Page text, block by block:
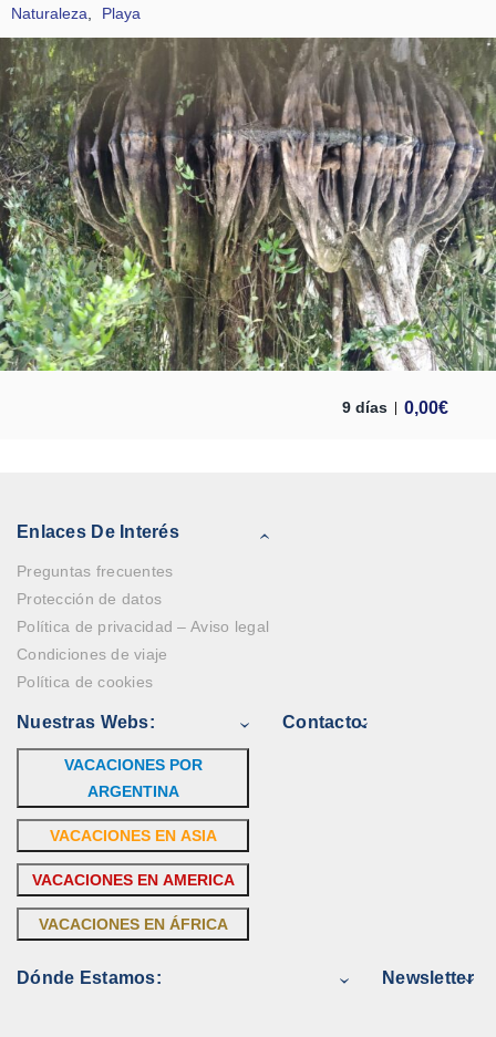
Naturaleza Playa
9 días 0,00€
Enlaces De Interés
Preguntas frecuentes
Protección de datos
Política de privacidad – Aviso legal
Condiciones de viaje
Política de cookies
Nuestras Webs:
VACACIONES POR
ARGENTINA
VACACIONES EN ASIA
VACACIONES EN AMERICA
VACACIONES EN ÁFRICA
Contacto:
Dónde Estamos: Newsletter